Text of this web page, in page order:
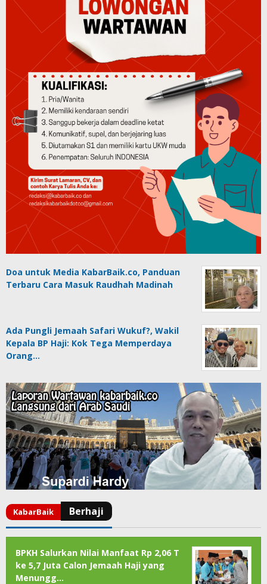
Doa untuk Media KabarBaik.co, Panduan
Terbaru Cara Masuk Raudhah Madinah
Ada Pungli Jemaah Safari Wukuf?, Wakil
Kepala BP Haji: Kok Tega Memperdaya
Orang…
BPKH Salurkan Nilai Manfaat Rp 2,06 T
ke 5,7 Juta Calon Jemaah Haji yang
Menungg…